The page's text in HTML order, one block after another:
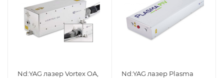
Nd:YAG лазер Vortex OA,
Nd:YAG лазер Plasma